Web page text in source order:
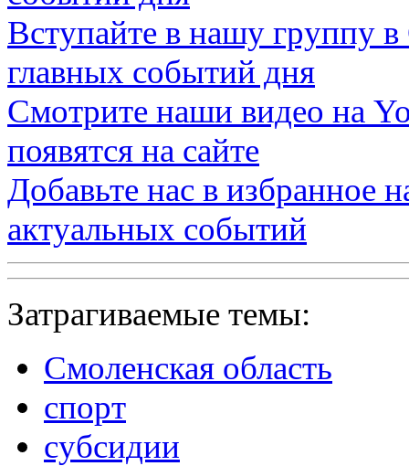
Вступайте в нашу группу в
главных событий дня
Смотрите наши видео на
появятся на сайте
Добавьте нас в избранное
актуальных событий
Затрагиваемые темы:
Смоленская область
спорт
субсидии